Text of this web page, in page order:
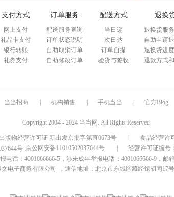
支付方式
网上支付
礼品卡支付
银行转账
礼券支付
订单服务
配送服务查询
订单状态说明
自助取消订单
自助修改订单
配送方式
当日递
次日达
订单自提
验货与签收
退换
退换货服
自助申请
退换货进
退款方式
当当招商 机构销售 手机当当 官方Blog
Copyright 2004 - 2024 当当网. All Rights Reserved
版物经营许可证 新出发京批字第直0673号
食品经营许
京公网安备11010502037644号 经营许可证编号
电话：4001066666-5，涉未成年举报电话：4001066666-9，邮箱
电子商务有限公司
，通信地址：北京市东城区藏经馆胡同17